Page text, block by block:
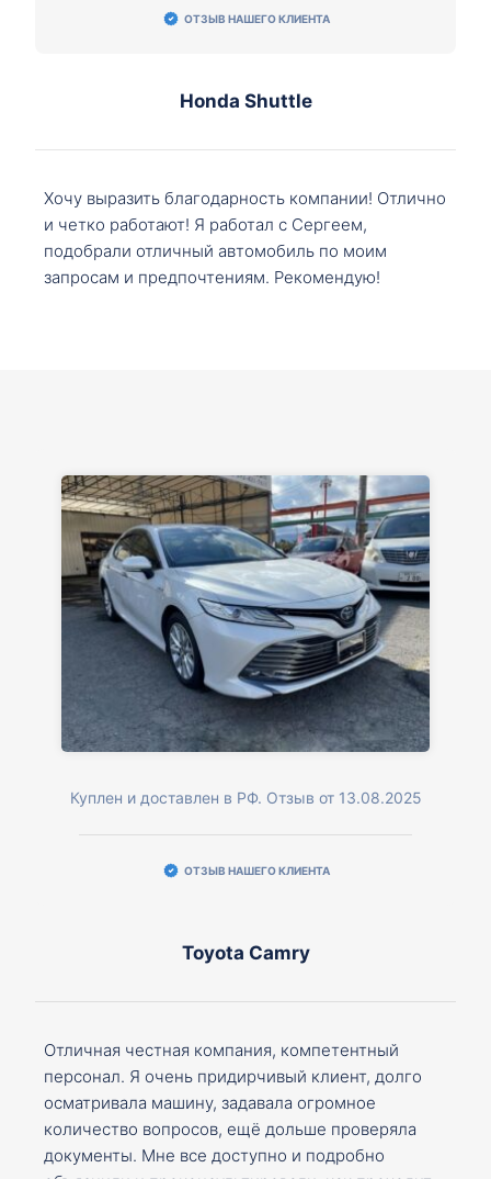
ОТЗЫВ НАШЕГО КЛИЕНТА
Honda Shuttle
Хочу выразить благодарность компании! Отлично
и четко работают! Я работал с Сергеем,
подобрали отличный автомобиль по моим
запросам и предпочтениям. Рекомендую!
Куплен и доставлен в РФ. Отзыв от 13.08.2025
ОТЗЫВ НАШЕГО КЛИЕНТА
Toyota Camry
Отличная честная компания, компетентный
персонал. Я очень придирчивый клиент, долго
осматривала машину, задавала огромное
количество вопросов, ещё дольше проверяла
документы. Мне все доступно и подробно